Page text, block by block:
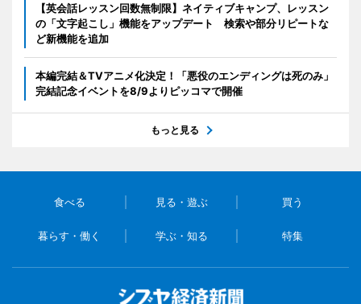
【英会話レッスン回数無制限】ネイティブキャンプ、レッスン
の「文字起こし」機能をアップデート 検索や部分リピートな
ど新機能を追加
本編完結＆TVアニメ化決定！「悪役のエンディングは死のみ」
完結記念イベントを8/9よりピッコマで開催
もっと見る
食べる 見る・遊ぶ 買う
暮らす・働く 学ぶ・知る 特集